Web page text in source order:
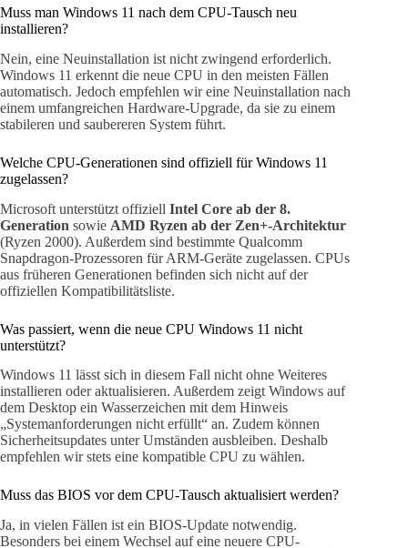
Muss man Windows 11 nach dem CPU-Tausch neu
installieren?
Nein, eine Neuinstallation ist nicht zwingend erforderlich.
Windows 11 erkennt die neue CPU in den meisten Fällen
automatisch. Jedoch empfehlen wir eine Neuinstallation nach
einem umfangreichen Hardware-Upgrade, da sie zu einem
stabileren und saubereren System führt.
Welche CPU-Generationen sind offiziell für Windows 11
zugelassen?
Microsoft unterstützt offiziell Intel Core ab der 8.
Generation sowie AMD Ryzen ab der Zen+-Architektur
(Ryzen 2000). Außerdem sind bestimmte Qualcomm
Snapdragon-Prozessoren für ARM-Geräte zugelassen. CPUs
aus früheren Generationen befinden sich nicht auf der
offiziellen Kompatibilitätsliste.
Was passiert, wenn die neue CPU Windows 11 nicht
unterstützt?
Windows 11 lässt sich in diesem Fall nicht ohne Weiteres
installieren oder aktualisieren. Außerdem zeigt Windows auf
dem Desktop ein Wasserzeichen mit dem Hinweis
„Systemanforderungen nicht erfüllt“ an. Zudem können
Sicherheitsupdates unter Umständen ausbleiben. Deshalb
empfehlen wir stets eine kompatible CPU zu wählen.
Muss das BIOS vor dem CPU-Tausch aktualisiert werden?
Ja, in vielen Fällen ist ein BIOS-Update notwendig.
Besonders bei einem Wechsel auf eine neuere CPU-